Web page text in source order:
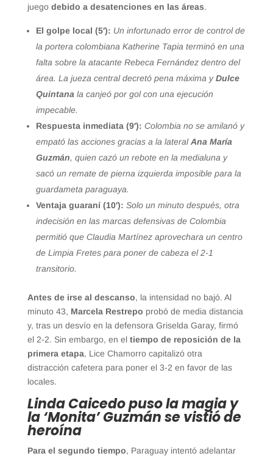
juego debido a desatenciones en las áreas.
El golpe local (5′): Un infortunado error de control de
la portera colombiana Katherine Tapia terminó en una
falta sobre la atacante Rebeca Fernández dentro del
área. La jueza central decretó pena máxima yDulce
Quintana la canjeó por gol con una ejecución
impecable.
Respuesta inmediata (9′): Colombia no se amilanó y
empató las acciones gracias a la lateralAna María
Guzmán, quien cazó un rebote en la medialuna y
sacó un remate de pierna izquierda imposible para la
guardameta paraguaya.
Ventaja guaraní (10′): Solo un minuto después, otra
indecisión en las marcas defensivas de Colombia
permitió que Claudia Martínez aprovechara un centro
de Limpia Fretes para poner de cabeza el 2-1
transitorio.
Antes de irse al descanso, la intensidad no bajó. Al
minuto 43, Marcela Restrepo probó de media distancia
y, tras un desvío en la defensora Griselda Garay, firmó
el 2-2. Sin embargo, en el tiempo de reposición de la
primera etapa, Lice Chamorro capitalizó otra
distracción cafetera para poner el 3-2 en favor de las
locales.
Linda Caicedo puso la magia y
la ‘Monita’ Guzmán se vistió de
heroína
Para el segundo tiempo, Paraguay intentó adelantar